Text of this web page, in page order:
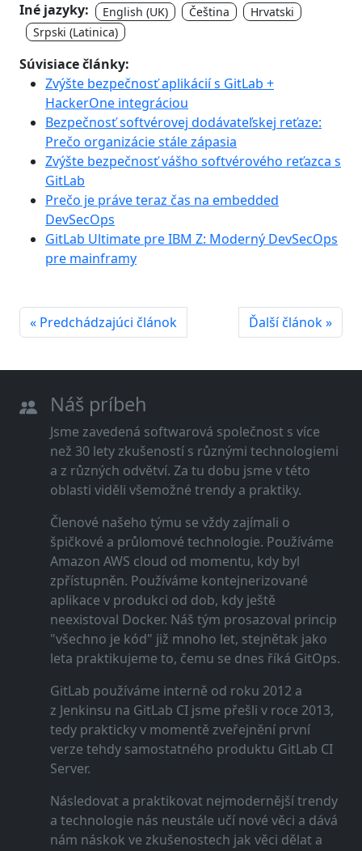
Iné jazyky: English (UK) Čeština
Hrvatski
Srpski (Latinica)
Súvisiace články:
Zvýšte bezpečnosť aplikácií s GitLab +
HackerOne integráciou
Bezpečnosť softvérovej dodávateľskej reťaze:
Prečo organizácie stále zápasia
Zvýšte bezpečnosť vášho softvérového reťazca s
GitLab
Prečo je práve teraz čas na embedded
DevSecOps
GitLab Ultimate pre IBM Z: Moderný DevSecOps
pre mainframy
« Predchádzajúci článok Ďalší článok »
Náš príbeh
Jsme zavedená softwarová společnost s více
než 30 lety zkušeností s různými technologiemi
a z různých odvětví. Za tu dobu jsme v této
oblasti viděli všemožné trendy a praktiky.
Členové našeho týmu se vždy zajímali o
špičkové a průlomové technologie. Používáme
Amazon AWS cloud od momentu, kdy byl
zpřístupněn. Používáme kontejnerizované
aplikace v produkci od dob, kdy ještě
neexistoval Docker. Náš tým prosazoval princip
"všechno je kód" již mnoho let, stejnětak jako
leta praktikujeme to, čemu se dnes říká GitOps.
GitLab používáme interně od roku 2012 a
z Jenkinsu na GitLab CI jsme přešli v roce 2013,
tedy prakticky v momentě zveřejnění první
verze tehdy samostatného produktu GitLab CI
Server.
Následovat a praktikovat nejmodernější trendy
a technologie nás neustále učí nové věci a dává
nám náskok ve zkušenostech jak věci dělat a